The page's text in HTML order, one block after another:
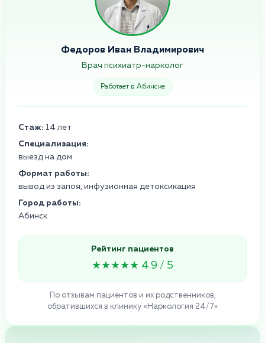
Федоров Иван Владимирович
Врач психиатр-нарколог
Работает в Абинске
Стаж: 14 лет
Специализация:
выезд на дом
Формат работы:
вывод из запоя, инфузионная детоксикация
Город работы:
Абинск
Рейтинг пациентов
★★★★★ 4.9 / 5
По отзывам пациентов и их родственников,
обратившихся в клинику «Наркология 24/7»